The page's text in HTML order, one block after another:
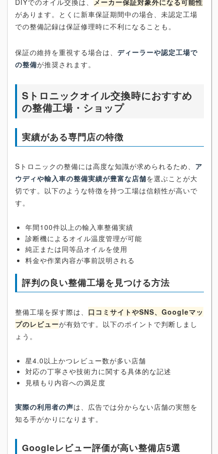
DIYでのオイル交換は、 メーカー保証対象外になる可能性
があります。とくに新車保証期間中の場合、未認定工場
での整備記録は保証修理時に不利になることも。
保証の維持を重視する場合は、 ディーラーや認定工場で
の整備が推奨されます。
Sトロニックオイル交換時におすすめ
の整備工場・ショップ
実績がある専門店の特徴
Sトロニックの整備には高度な知識が求められるため、 ア
ウディや輸入車の整備実績が豊富な店舗を選ぶことが大
切です。以下のような特徴を持つ工場は信頼性が高いで
す。
年間100件以上の輸入車整備実績
診断機によるオイル温度管理が可能
純正または同等品オイルを使用
料金や作業内容が事前説明される
評判の良い整備工場を見つける方法
整備工場を探す際は、 口コミサイトやSNS、Googleマッ
プのレビューが有効です。以下のポイントで判断しまし
ょう。
星4.0以上かつレビュー数が多い店舗
対応の丁寧さや技術力に関する具体的な記述
見積もり内容への満足度
実際の利用者の声は、広告では分からない店舗の実態を
知る手がかりになります。
Googleレビュー評価が高い整備店5選